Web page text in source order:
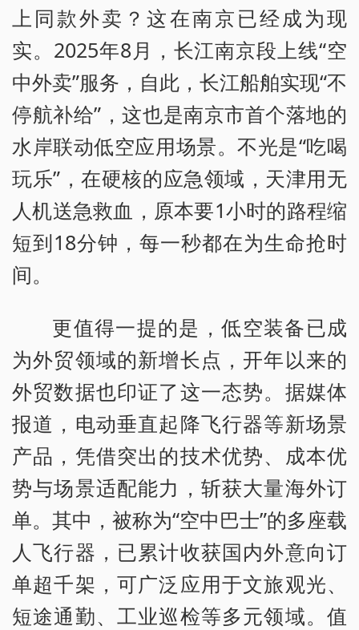
上同款外卖？这在南京已经成为现
实。2025年8月，长江南京段上线“空
中外卖”服务，自此，长江船舶实现“不
停航补给”，这也是南京市首个落地的
水岸联动低空应用场景。不光是“吃喝
玩乐”，在硬核的应急领域，天津用无
人机送急救血，原本要1小时的路程缩
短到18分钟，每一秒都在为生命抢时
间。
更值得一提的是，低空装备已成
为外贸领域的新增长点，开年以来的
外贸数据也印证了这一态势。据媒体
报道，电动垂直起降飞行器等新场景
产品，凭借突出的技术优势、成本优
势与场景适配能力，斩获大量海外订
单。其中，被称为“空中巴士”的多座载
人飞行器，已累计收获国内外意向订
单超千架，可广泛应用于文旅观光、
短途通勤、工业巡检等多元领域。值